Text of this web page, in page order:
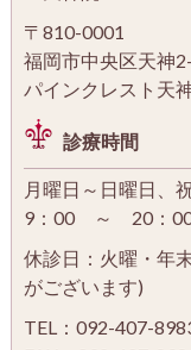
〒810-0001
福岡市中央区天神
パインクレスト天
診療時間
月曜日～日曜日、
9：00 ～ 20：
休診日：火曜・年
がございます)
TEL：092-407-